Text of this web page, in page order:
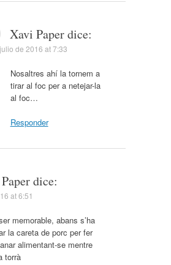
Xavi Paper dice:
de 2016 at 7:33
Nosaltres ahí la tornem a
tirar al foc per a netejar-la
al foc…
Responder
dice:
at 6:51
memorable, abans s’ha
la careta de porc per fer
alimentant-se mentre
torrà